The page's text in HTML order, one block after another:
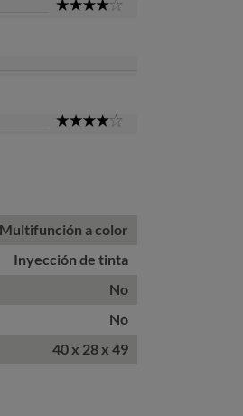
Multifunción a color
Inyección de tinta
No
No
40 x 28 x 49